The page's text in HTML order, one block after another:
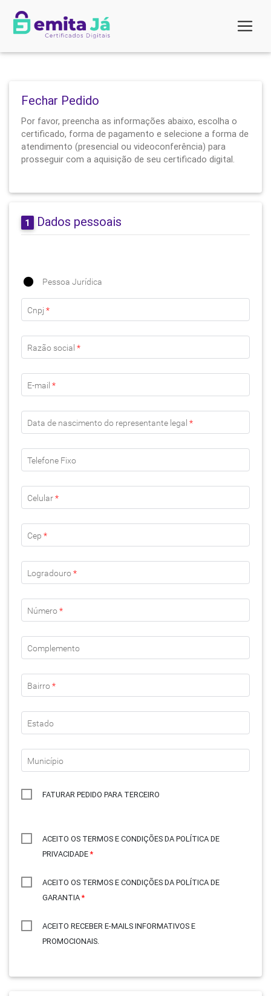
Fechar Pedido
Por favor, preencha as informações abaixo, escolha o
certificado, forma de pagamento e selecione a forma de
atendimento (presencial ou videoconferência) para
prosseguir com a aquisição de seu certificado digital.
1 Dados pessoais
Pessoa Jurídica
Cnpj *
Razão social *
E-mail *
Data de nascimento do representante legal *
Telefone Fixo
Celular*
Cep *
Logradouro*
Número*
Complemento
Bairro*
Estado
Município
FATURAR PEDIDO PARA TERCEIRO
ACEITO OS TERMOS E CONDIÇÕES DA POLÍTICA DE
PRIVACIDADE*
ACEITO OS TERMOS E CONDIÇÕES DA POLÍTICA DE
GARANTIA*
ACEITO RECEBER E-MAILS INFORMATIVOS E
PROMOCIONAIS.